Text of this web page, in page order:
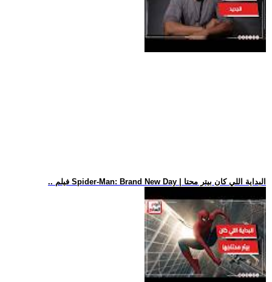
.. فيلم Spider-Man: Brand New Day | البداية اللي كان بيتر محتا